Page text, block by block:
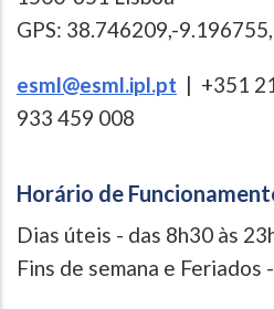
GPS: 38.746209,-
esml@esml.ipl.pt | +351
933 459 008
Horário de
Dias úteis - das 8h30 às
Fins de semana e Feriados